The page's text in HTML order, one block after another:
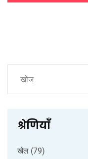
श्रेणियाँ
खेल (79)